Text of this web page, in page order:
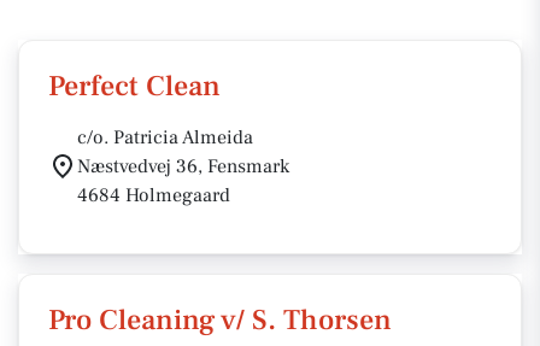
Perfect Clean
c/o. Patricia Almeida
Næstvedvej 36, Fensmark
4684 Holmegaard
Pro Cleaning v/ S. Thorsen